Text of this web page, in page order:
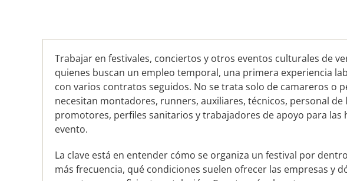
Trabajar en festivales, conciertos y otros eventos culturales de
quienes buscan un empleo temporal, una primera experiencia
con varios contratos seguidos. No se trata solo de camareros o
necesitan montadores, runners, auxiliares, técnicos, personal
promotores, perfiles sanitarios y trabajadores de apoyo para las
evento.
La clave está en entender cómo se organiza un festival por
más frecuencia, qué condiciones suelen ofrecer las empresas y